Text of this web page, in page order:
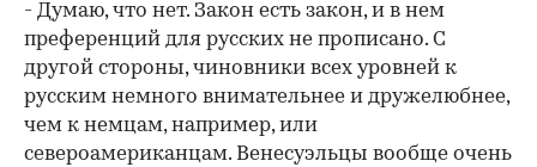
- Думаю, что нет. Закон есть закон, и в нем
преференций для русских не прописано. С
другой стороны, чиновники всех уровней к
русским немного внимательнее и дружелюбнее,
чем к немцам, например, или
североамериканцам. Венесуэльцы вообще очень